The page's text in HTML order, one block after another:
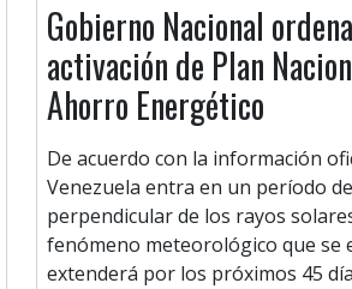
Gobierno Nacional ordena
activación de Plan
Ahorro Energético
De acuerdo con la información
Venezuela entra en un período
perpendicular de los rayos
fenómeno meteorológico que se
extenderá por los próximos 45